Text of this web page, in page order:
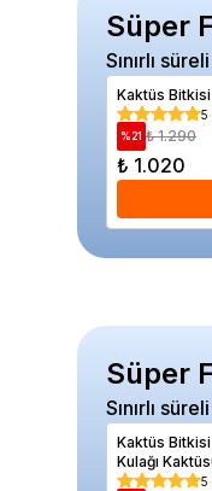
Süper
Sınırlı
Kaktüs
5
%21 ₺ 1.290
₺ 1.020
Süper
Sınırlı
Kaktüs
Kulağı
Microdasys 5